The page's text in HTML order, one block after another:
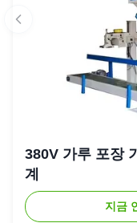
380V 가루 포장
계
지금